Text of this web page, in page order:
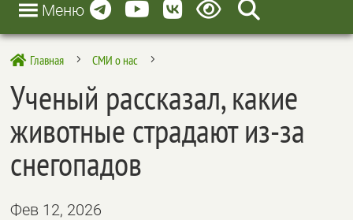
Меню
 Главная 5 СМИ о нас 5
Ученый рассказал, какие
животные страдают из-за
снегопадов
Фев 12, 2026